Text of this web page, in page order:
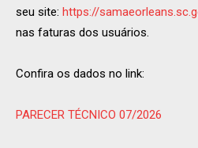
seu site: https://
nas faturas dos usuários.
Confira os dados no link:
PARECER TÉCNICO 07/2026